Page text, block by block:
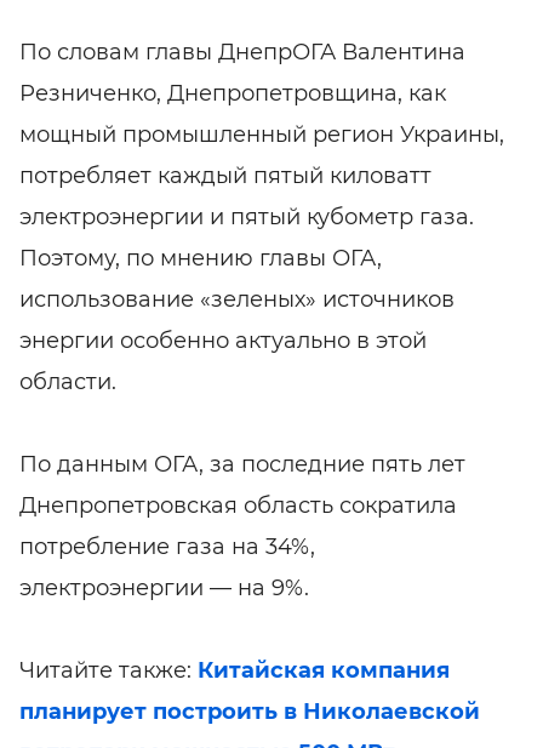
По словам главы ДнепрОГА Валентина
Резниченко, Днепропетровщина, как
мощный промышленный регион Украины,
потребляет каждый пятый киловатт
электроэнергии и пятый кубометр газа.
Поэтому, по мнению главы ОГА,
использование «зеленых» источников
энергии особенно актуально в этой
области.
По данным ОГА, за последние пять лет
Днепропетровская область сократила
потребление газа на 34%,
электроэнергии — на 9%.
Читайте также: Китайская компания
планирует построить в Николаевской